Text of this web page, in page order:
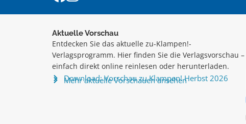
Aktuelle Vorschau
Entdecken Sie das aktuelle zu-Klampen!-
Verlagsprogramm. Hier finden Sie die Verlagsvorschau –
einfach direkt online reinlesen oder herunterladen.
Download: Vorschau zu Klampen! Herbst 2026
Mehr aktuelle Vorschauen ansehen